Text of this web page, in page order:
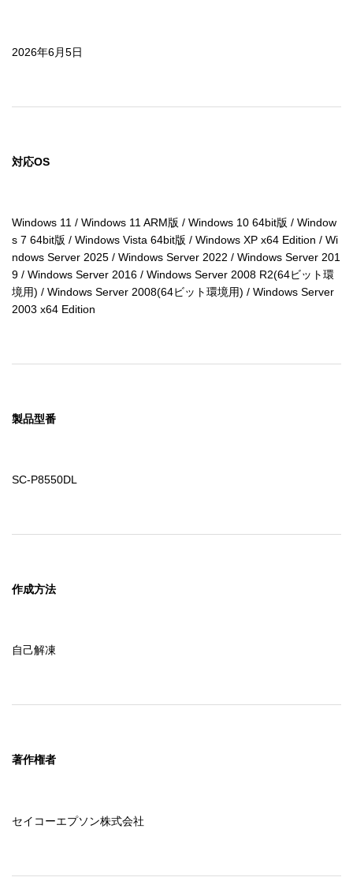
2026年6月5日
対応OS
Windows 11 / Windows 11 ARM版 / Windows 10 64bit版 / Window
s 7 64bit版 / Windows Vista 64bit版 / Windows XP x64 Edition / Wi
ndows Server 2025 / Windows Server 2022 / Windows Server 201
9 / Windows Server 2016 / Windows Server 2008 R2(64ビット環
境用) / Windows Server 2008(64ビット環境用) / Windows Server
2003 x64 Edition
製品型番
SC-P8550DL
作成方法
自己解凍
著作権者
セイコーエプソン株式会社